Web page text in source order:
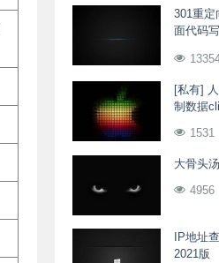
301重定
面代码
[私有]
制数据
1531
大骨头汤
4956
IP地址
2021版